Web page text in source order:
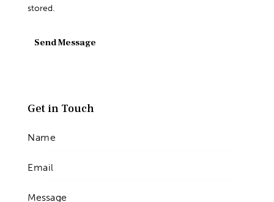
stored.
Send Message
Get in Touch